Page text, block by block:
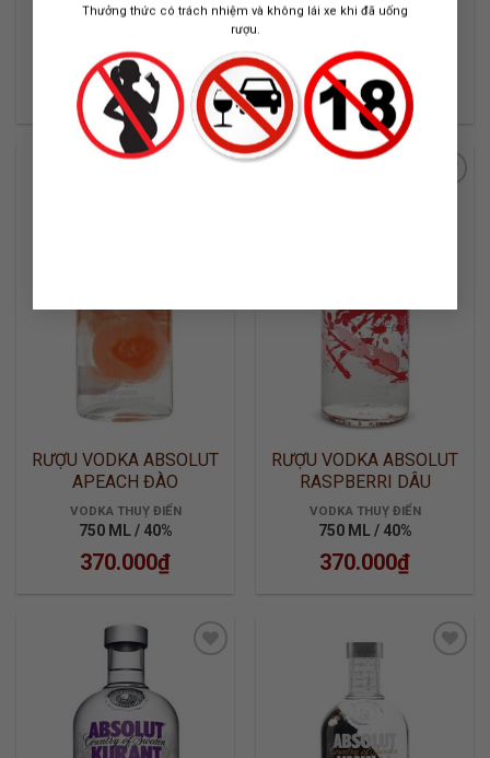
Thưởng thức có trách nhiệm và không lái xe khi đã uống
rượu.
SMIRNOFF COCONUT
750 ML / 40%
370.000₫
MANDRIN CAM
750 ML / 40%
370.000₫
RƯỢU VODKA ABSOLUT
APEACH ĐÀO
VODKA THUỴ ĐIỂN
750 ML / 40%
370.000₫
RƯỢU VODKA ABSOLUT
RASPBERRI DÂU
VODKA THUỴ ĐIỂN
750 ML / 40%
370.000₫
ADD TO
WISHLIST
WISHLIST